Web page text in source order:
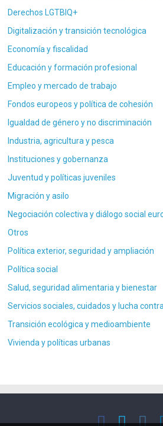
Derechos LGTBIQ+
Digitalización y transición tecnológica
Economía y fiscalidad
Educación y formación profesional
Empleo y mercado de trabajo
Fondos europeos y política de cohesión
Igualdad de género y no discriminación
Industria, agricultura y pesca
Instituciones y gobernanza
Juventud y políticas juveniles
Migración y asilo
Negociación colectiva y diálogo social
Otros
Política exterior, seguridad y ampliación
Política social
Salud, seguridad alimentaria y bienestar
Servicios sociales, cuidados y lucha
Transición ecológica y medioambiente
Vivienda y políticas urbanas